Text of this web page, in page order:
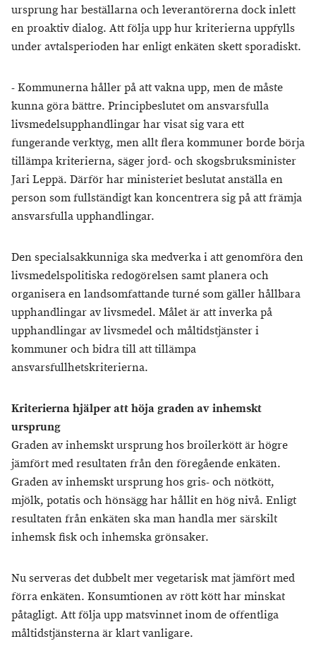
ursprung har beställarna och leverantörerna dock inlett
en proaktiv dialog. Att följa upp hur kriterierna uppfylls
under avtalsperioden har enligt enkäten skett sporadiskt.
- Kommunerna håller på att vakna upp, men de måste
kunna göra bättre. Principbeslutet om ansvarsfulla
livsmedelsupphandlingar har visat sig vara ett
fungerande verktyg, men allt flera kommuner borde börja
tillämpa kriterierna, säger jord- och skogsbruksminister
Jari Leppä. Därför har ministeriet beslutat anställa en
person som fullständigt kan koncentrera sig på att främja
ansvarsfulla upphandlingar.
Den specialsakkunniga ska medverka i att genomföra den
livsmedelspolitiska redogörelsen samt planera och
organisera en landsomfattande turné som gäller hållbara
upphandlingar av livsmedel. Målet är att inverka på
upphandlingar av livsmedel och måltidstjänster i
kommuner och bidra till att tillämpa
ansvarsfullhetskriterierna.
Kriterierna hjälper att höja graden av inhemskt
ursprung
Graden av inhemskt ursprung hos broilerkött är högre
jämfört med resultaten från den föregående enkäten.
Graden av inhemskt ursprung hos gris- och nötkött,
mjölk, potatis och hönsägg har hållit en hög nivå. Enligt
resultaten från enkäten ska man handla mer särskilt
inhemsk fisk och inhemska grönsaker.
Nu serveras det dubbelt mer vegetarisk mat jämfört med
förra enkäten. Konsumtionen av rött kött har minskat
påtagligt. Att följa upp matsvinnet inom de offentliga
måltidstjänsterna är klart vanligare.